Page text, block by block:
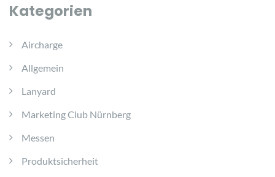
Kategorien
Aircharge
Allgemein
Lanyard
Marketing Club Nürnberg
Messen
Produktsicherheit